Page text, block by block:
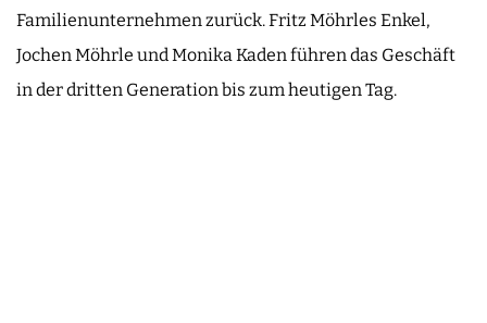
Familienunternehmen zurück. Fritz Möhrles Enkel,
Jochen Möhrle und Monika Kaden führen das Geschäft
in der dritten Generation bis zum heutigen Tag.